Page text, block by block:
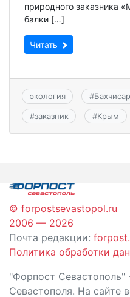
природного заказника
балки […]
Читать
экология #
#заказник #Крым
© forpostsevastopol.ru
2006 — 2026
Почта редакции:
Политика обработки
"Форпост
Севастополя. На сайте